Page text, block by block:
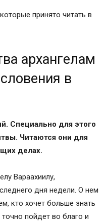
принято читать в
архангелам
в
Специально для этого
Читаются они для
делах.
Вараахиилу,
дня недели. О нем
кто хочет больше знать
пойдет во благо и